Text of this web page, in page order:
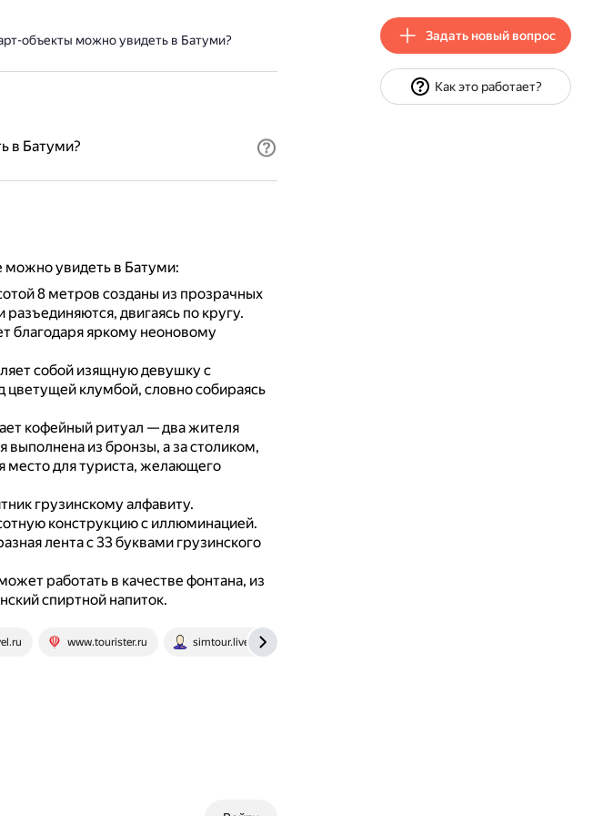
объекты можно увидеть в Батуми?
в Батуми?
можно увидеть в Батуми:
8 метров созданы из прозрачных
двигаясь по кругу.
благодаря яркому неоновому
собой изящную девушку с
цветущей клумбой, словно собираясь
кофейный ритуал — два жителя
выполнена из бронзы, а за столиком,
место для туриста, желающего
грузинскому алфавиту.
конструкцию с иллюминацией.
лента с 33 буквами грузинского
работать в качестве фонтана, из
спиртной напиток.
www.tourister.ru simtour.livejournal.com
Задать новый вопрос
Как это работает?